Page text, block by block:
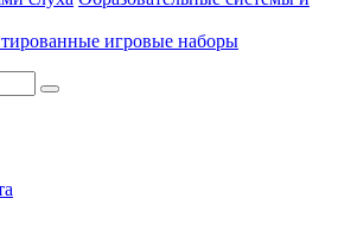
игровые наборы